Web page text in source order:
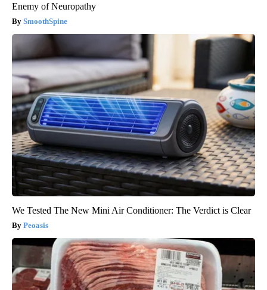
Enemy of Neuropathy
SmoothSpine
We Tested The New Mini Air Conditioner: The Verdict is Clear
Peoasis